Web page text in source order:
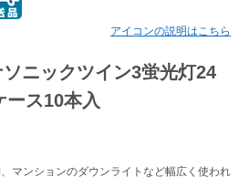
アイコンの説明はこちら
ニックツイン3蛍光灯24
ース10本入
マンションのダウンライトなど幅広く使われ